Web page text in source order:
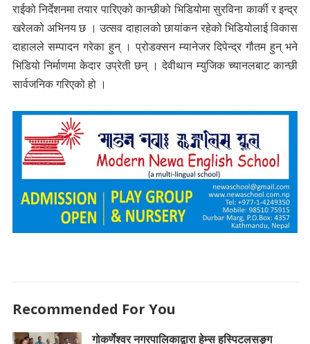
राईको निर्देशनमा तयार पारिएको कान्छीको भिडियोमा सुरविना कार्की र इन्द्र
खरेलको अभिनय छ । उत्सव दाहालको छायांकन रहेको भिडियोलाई विकास
दाहालले सम्पादन गरेका हुन् । प्रोडक्सन म्यानेजर दिपेन्द्र गौतम हुन् भने
भिडियो निर्माणमा केदार उप्रेती छन् । देवीथान म्युजिक च्यानलबाट कान्छी
सार्वजनिक गरिएको हो ।
Recommended For You
गोकर्णेश्वर नगरपालिकाद्वारा हेम्स हस्पिटलसङ्ग